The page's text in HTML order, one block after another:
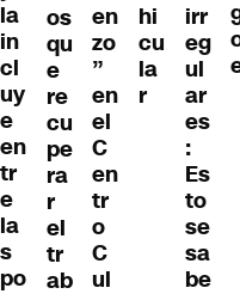
la
in
cl
uy
e
en
tr
e
la
s
po
os
qu
e
re
cu
pe
ra
r
el
tr
ab
en
zo
”
en
el
C
en
tr
o
C
ul
hi
cu
la
r
irr
eg
ul
ar
es
:
Es
to
se
sa
be